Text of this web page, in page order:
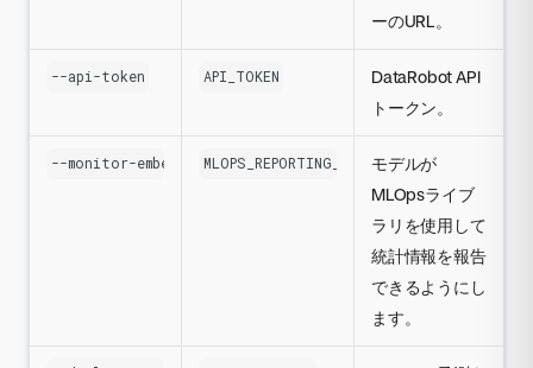
ーのURL。
--api-token API_TOKEN
DataRobot API
トークン。
--monitor-embedded
モデルが
MLOpsライブ
ラリを使用して
統計情報を報告
できるようにし
ます。